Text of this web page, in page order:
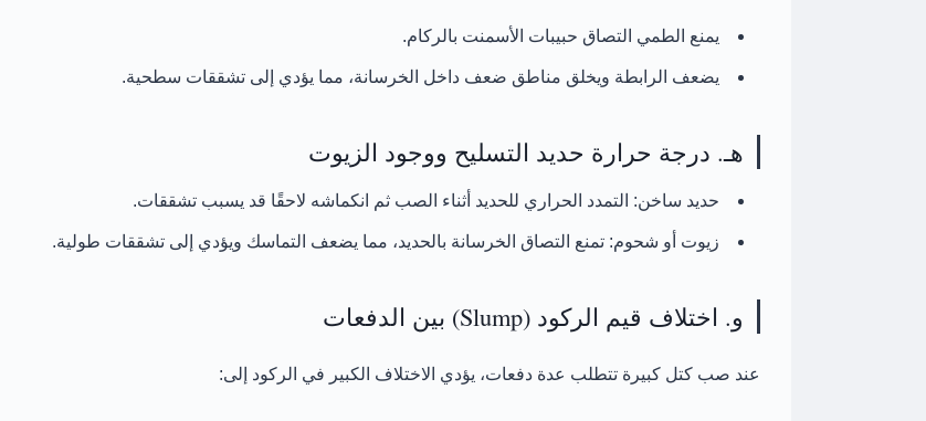
يمنع الطمي التصاق حبيبات الأسمنت بالركام.
يضعف الرابطة ويخلق مناطق ضعف داخل الخرسانة، مما يؤدي إلى تشققات سطحية.
هـ. درجة حرارة حديد التسليح ووجود الزيوت
حديد ساخن: التمدد الحراري للحديد أثناء الصب ثم انكماشه لاحقًا قد يسبب تشققات.
زيوت أو شحوم: تمنع التصاق الخرسانة بالحديد، مما يضعف التماسك ويؤدي إلى تشققات طولية.
و. اختلاف قيم الركود (Slump) بين الدفعات
عند صب كتل كبيرة تتطلب عدة دفعات، يؤدي الاختلاف الكبير في الركود إلى: